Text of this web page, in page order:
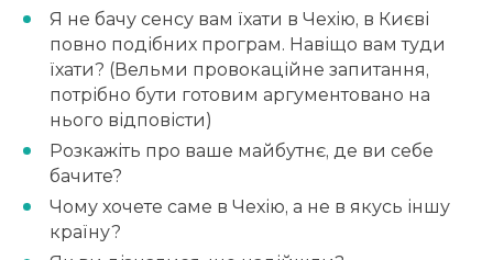
Я не бачу сенсу вам їхати в Чехію, в Києві
повно подібних програм. Навіщо вам туди
їхати? (Вельми провокаційне запитання,
потрібно бути готовим аргументовано на
нього відповісти)
Розкажіть про ваше майбутнє, де ви себе
бачите?
Чому хочете саме в Чехію, а не в якусь іншу
країну?